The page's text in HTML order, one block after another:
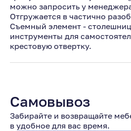
можно запросить у
Отгружается в частично
Съемный элемент -
инструменты для
крестовую отвертку.
Самовывоз
Забирайте и возвращайте
в удобное для вас время.